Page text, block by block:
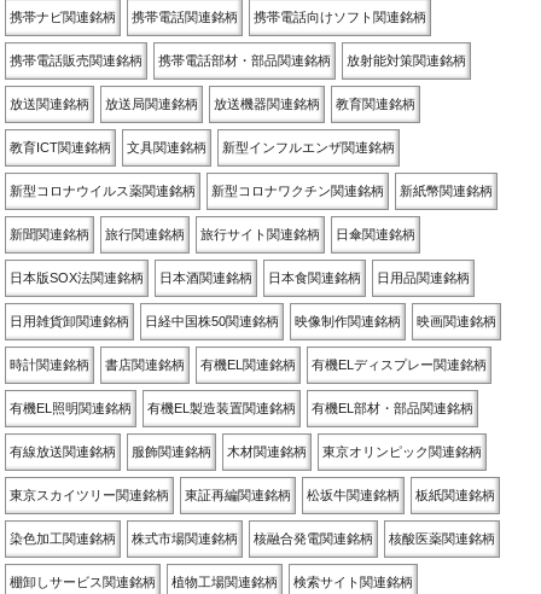
携帯ナビ関連銘柄 携帯電話関連銘柄 携帯電話向けソフト関連銘柄
携帯電話販売関連銘柄 携帯電話部材・部品関連銘柄 放射能対策関連銘柄
放送関連銘柄 放送局関連銘柄 放送機器関連銘柄 教育関連銘柄
教育ICT関連銘柄 文具関連銘柄 新型インフルエンザ関連銘柄
新型コロナウイルス薬関連銘柄 新型コロナワクチン関連銘柄 新紙幣関連銘柄
新聞関連銘柄 旅行関連銘柄 旅行サイト関連銘柄 日傘関連銘柄
日本版SOX法関連銘柄 日本酒関連銘柄 日本食関連銘柄 日用品関連銘柄
日用雑貨卸関連銘柄 日経中国株50関連銘柄 映像制作関連銘柄 映画関連銘柄
時計関連銘柄 書店関連銘柄 有機EL関連銘柄 有機ELディスプレー関連銘柄
有機EL照明関連銘柄 有機EL製造装置関連銘柄 有機EL部材・部品関連銘柄
有線放送関連銘柄 服飾関連銘柄 木材関連銘柄 東京オリンピック関連銘柄
東京スカイツリー関連銘柄 東証再編関連銘柄 松坂牛関連銘柄 板紙関連銘柄
染色加工関連銘柄 株式市場関連銘柄 核融合発電関連銘柄 核酸医薬関連銘柄
棚卸しサービス関連銘柄 植物工場関連銘柄 検索サイト関連銘柄